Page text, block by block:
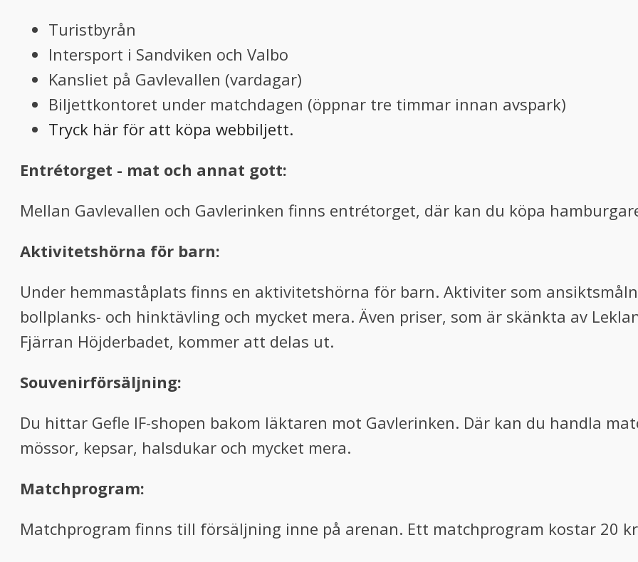
Turistbyrån
Intersport i Sandviken och Valbo
Kansliet på Gavlevallen (vardagar)
Biljettkontoret under matchdagen (öppnar tre timmar innan avspark)
Tryck här för att köpa webbiljett.
Entrétorget - mat och annat gott:
Mellan Gavlevallen och Gavlerinken finns entrétorget, där kan du köpa
Aktivitetshörna för barn:
Under hemmaståplats finns en aktivitetshörna för barn. Aktiviter som
bollplanks- och hinktävling och mycket mera. Även priser, som är skänkta av
Fjärran Höjderbadet, kommer att delas ut.
Souvenirförsäljning:
Du hittar Gefle IF-shopen bakom läktaren mot Gavlerinken. Där kan du handla
mössor, kepsar, halsdukar och mycket mera.
Matchprogram:
Matchprogram finns till försäljning inne på arenan. Ett matchprogram kostar 20